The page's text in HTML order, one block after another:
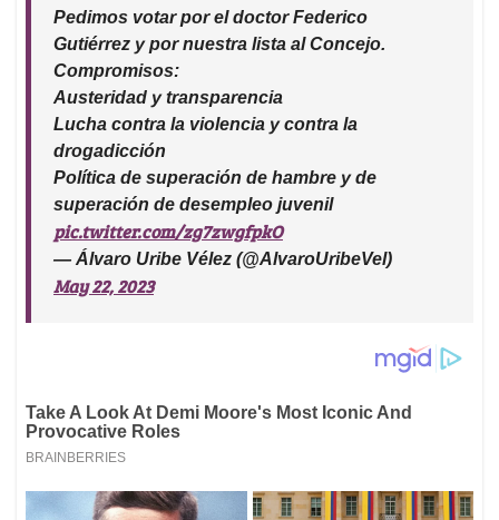
Pedimos votar por el doctor Federico
Gutiérrez y por nuestra lista al Concejo.
Compromisos:
Austeridad y transparencia
Lucha contra la violencia y contra la
drogadicción
Política de superación de hambre y de
superación de desempleo juvenil
pic.twitter.com/zg7zwgfpkO
— Álvaro Uribe Vélez (@AlvaroUribeVel)
May 22, 2023